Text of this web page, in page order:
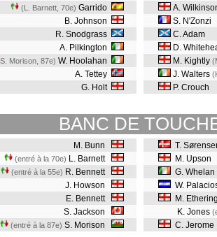
(L. Barnett, 70e) Garrido
B. Johnson
R. Snodgrass
A. Pilkington
Morison, 87e) W. Hoolahan
A. Tettey
G. Holt
A.
S. N'Zonzi
C. Adam
D.
M. Kightly
J. Walters
P. Crouch
BANC DE
M. Bunn
(entré à la 70e) L. Barnett
(entré à la 55e) R. Bennett
J. Howson
E. Bennett
S. Jackson
(entré à la 87e) S. Morison
T.
M. Upson
G. Whelan
W.
M.
K. Jones
C. Jerome